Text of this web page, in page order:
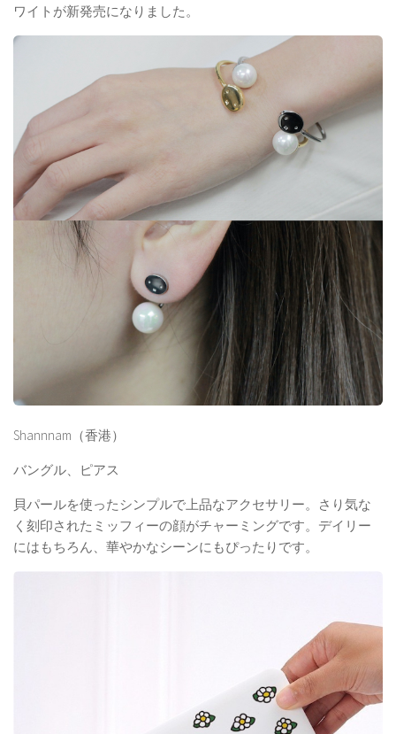
ワイトが新発売になりました。
Shannnam（香港）
バングル、ピアス
貝パールを使ったシンプルで上品なアクセサリー。さり気な
く刻印されたミッフィーの顔がチャーミングです。デイリー
にはもちろん、華やかなシーンにもぴったりです。